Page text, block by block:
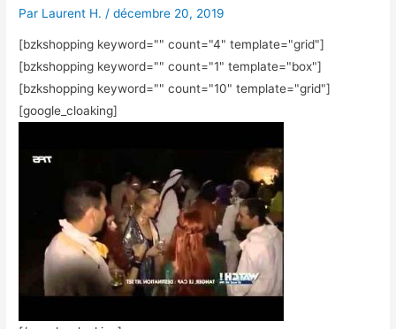
Par Laurent H. /décembre 20, 2019
[bzkshopping keyword="" count="4" template="grid"]
[bzkshopping keyword="" count="1" template="box"]
[bzkshopping keyword="" count="10" template="grid"]
[google_cloaking]